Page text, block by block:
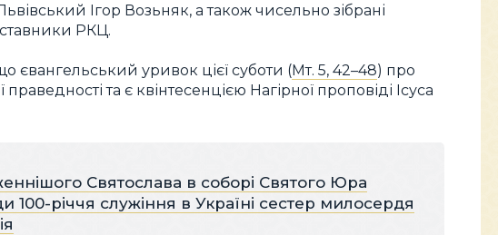
Ігор Возьняк, а також чисельно зібрані
РКЦ.
євангельський уривок цієї суботи (Мт. 5, 42–48) про
та є квінтесенцією Нагірної проповіді Ісуса
Святослава в соборі Святого Юра
100-річчя служіння в Україні сестер милосердя